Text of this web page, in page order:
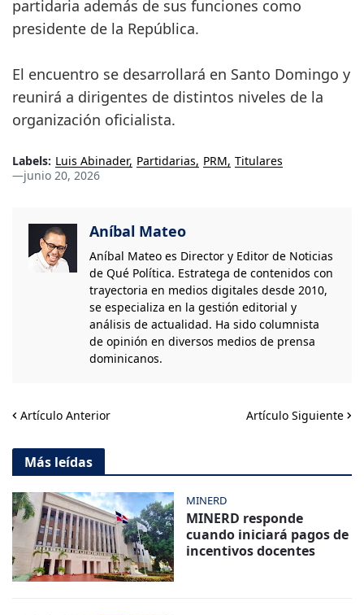
partidaria además de sus funciones como
presidente de la República.
El encuentro se desarrollará en Santo Domingo y
reunirá a dirigentes de distintos niveles de la
organización oficialista.
Labels: Luis Abinader Partidarias PRM Titulares
—junio 20, 2026
Aníbal Mateo
Aníbal Mateo es Director y Editor de Noticias
de Qué Política. Estratega de contenidos con
trayectoria en medios digitales desde 2010,
se especializa en la gestión editorial y
análisis de actualidad. Ha sido columnista
de opinión en diversos medios de prensa
dominicanos.
Artículo Anterior Artículo Siguiente
Más leídas
MINERD
MINERD responde
cuando iniciará pagos de
incentivos docentes